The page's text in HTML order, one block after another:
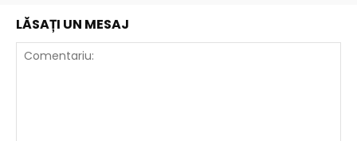
LĂSAȚI UN MESAJ